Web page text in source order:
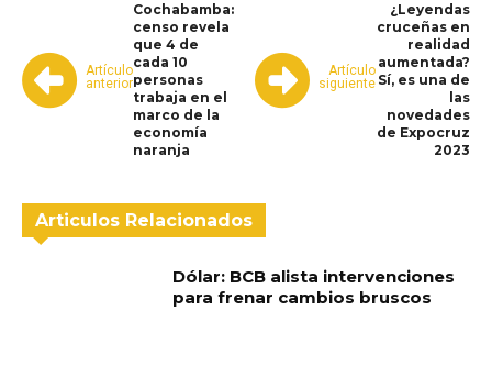
Artículo
anterior
Cochabamba:
censo revela
que 4 de
cada 10
personas
trabaja en el
marco de la
economía
naranja
Artículo
siguiente
¿Leyendas
cruceñas en
realidad
aumentada?
Sí, es una de
las
novedades
de Expocruz
2023
Articulos Relacionados
Dólar: BCB alista intervenciones
para frenar cambios bruscos